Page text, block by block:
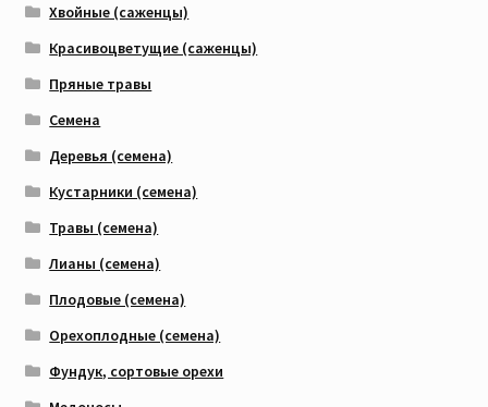
Хвойные (саженцы)
Красивоцветущие (саженцы)
Пряные травы
Семена
Деревья (семена)
Кустарники (семена)
Травы (семена)
Лианы (семена)
Плодовые (семена)
Орехоплодные (семена)
Фундук, сортовые орехи